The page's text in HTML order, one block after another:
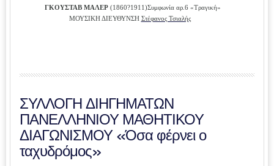
ΓΚΟΥΣΤΑΒ ΜΑΛΕΡ (1860?1911)Συμφωνία αρ.6 «Τραγική»
ΜΟΥΣΙΚΗ ΔΙΕΥΘΥΝΣΗ Στέφανος Τσιαλής
ΣΥΛΛΟΓΗ ΔΙΗΓΗΜΑΤΩΝ
ΠΑΝΕΛΛΗΝΙΟΥ ΜΑΘΗΤΙΚΟΥ
ΔΙΑΓΩΝΙΣΜΟΥ «Όσα φέρνει ο
ταχυδρόμος»